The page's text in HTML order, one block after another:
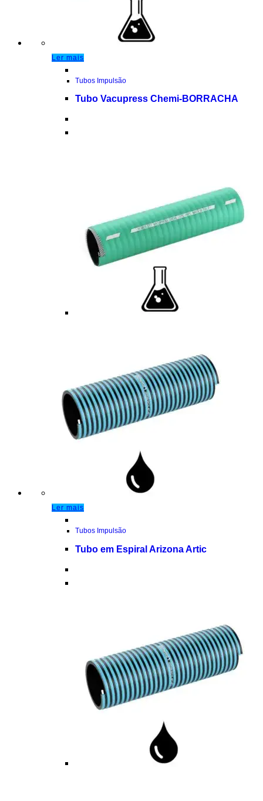
Ler mais
Tubos Impulsão
Tubo Vacupress Chemi-BORRACHA
Ler mais
Tubos Impulsão
Tubo em Espiral Arizona Artic